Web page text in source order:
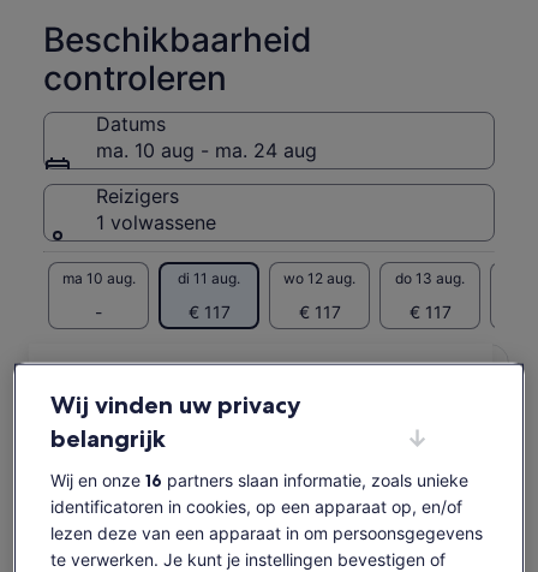
Beschikbaarheid
controleren
Datums
ma. 10 aug - ma. 24 aug
Reizigers
1 volwassene
ma 10 aug.
-
di 11 aug.
€ 117
wo 12 aug.
€ 117
do 13 aug.
€ 117
Originele tekst bekijken (Engelstalig)
Feedback over deze vertalingen geven
Opent
een
nieuwe
tab
Wat is wel en niet
inbegrepen
Wij vinden uw privacy
belangrijk
Wij en onze 16 partners slaan informatie, zoals unieke
identificatoren in cookies, op een apparaat op, en/of
lezen deze van een apparaat in om persoonsgegevens
te verwerken. Je kunt je instellingen bevestigen of